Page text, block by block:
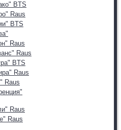
BTS
Raus
BTS
Raus
Raus
BTS
Raus
Raus
Raus
Raus